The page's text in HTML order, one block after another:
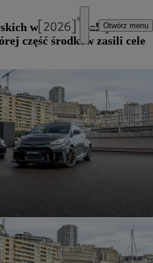
Otwórz menu
wersji specjalnych
część środków zasili cele